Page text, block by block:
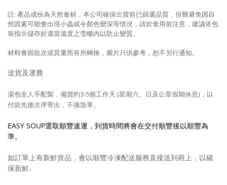
註: 產品成份為天然食材，本公司確保出貨前已篩選品質，但難避免因自
然因素可能會出現小蟲或令顏色變深等情況，請於食用前注意，建議依包
裝指示儲存於適當溫度之雪櫃內以防止變質。
材料會因批次或質量而有所轉換，圖片只供參考， 恕不另行通知。
送貨及運費
湯包全人手配製，備貨約3-5個工作天 (星期六、日及公眾假期休息)，以
付款先後次序寄出，不接急單。
EASY SOUP選取順豐速運，到貨時間將會在交付順豐後以順豐為
準。
如訂單上有新鮮貨品，會以順豐冷凍配送服務直接送到府上，以確
保新鮮。